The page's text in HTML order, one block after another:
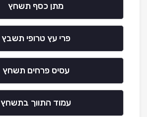
מתן כסף תשחץ
פרי עץ טרופי תשבץ
עסיס פרחים תשחץ
עמוד התווך בתשחץ